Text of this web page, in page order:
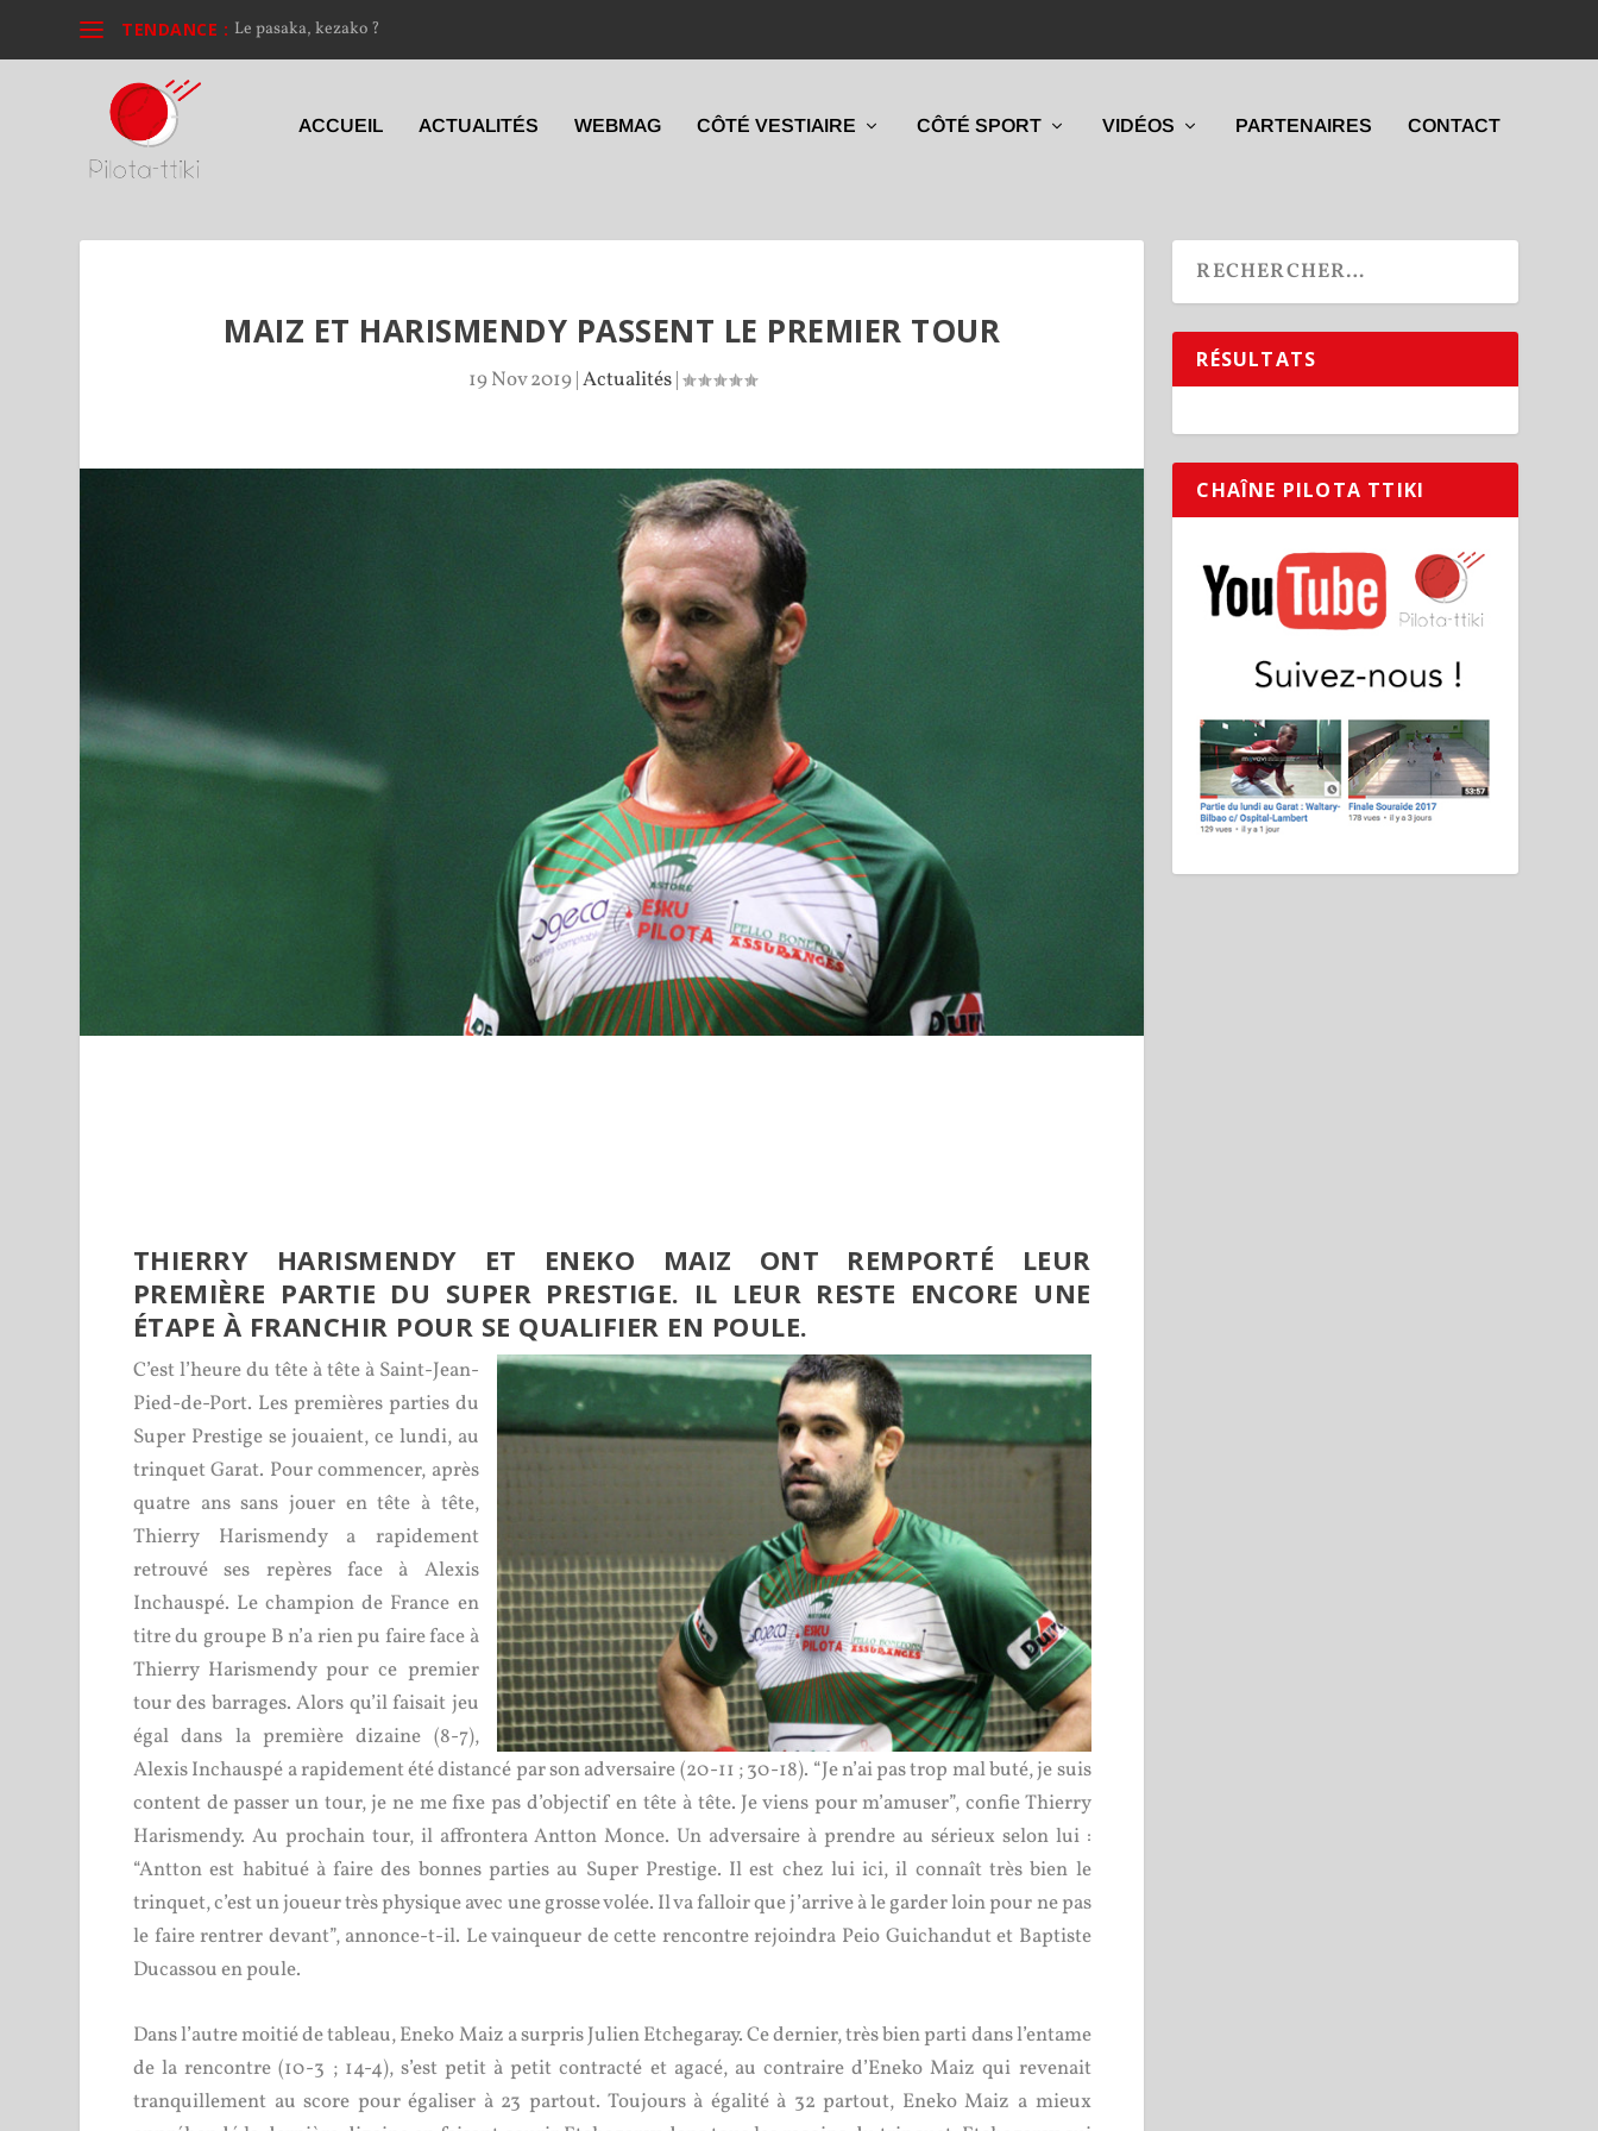
TENDANCE : Le pasaka, kezako ?
ACCUEIL ACTUALITÉS WEBMAG CÔTÉ VESTIAIRE CÔTÉ SPORT VIDÉOS PARTENAIRES CONTACT
MAIZ ET HARISMENDY PASSENT LE PREMIER TOUR
19 Nov 2019|Actualités|
THIERRY HARISMENDY ET ENEKO MAIZ ONT REMPORTÉ LEUR
PREMIÈRE PARTIE DU SUPER PRESTIGE. IL LEUR RESTE ENCORE UNE
ÉTAPE À FRANCHIR POUR SE QUALIFIER EN POULE.
C’est l’heure du tête à tête à Saint-Jean-
Pied-de-Port. Les premières parties du
Super Prestige se jouaient, ce lundi, au
trinquet Garat. Pour commencer, après
quatre ans sans jouer en tête à tête,
Thierry Harismendy a rapidement
retrouvé ses repères face à Alexis
Inchauspé. Le champion de France en
titre du groupe B n’a rien pu faire face à
Thierry Harismendy pour ce premier
tour des barrages. Alors qu’il faisait jeu
égal dans la première dizaine (8-7),
Alexis Inchauspé a rapidement été distancé par son adversaire (20-11 ; 30-18). “Je n’ai pas trop mal buté, je suis
content de passer un tour, je ne me fixe pas d’objectif en tête à tête. Je viens pour m’amuser”, confie Thierry
Harismendy. Au prochain tour, il affrontera Antton Monce. Un adversaire à prendre au sérieux selon lui :
“Antton est habitué à faire des bonnes parties au Super Prestige. Il est chez lui ici, il connaît très bien le
trinquet, c’est un joueur très physique avec une grosse volée. Il va falloir que j’arrive à le garder loin pour ne pas
le faire rentrer devant”, annonce-t-il. Le vainqueur de cette rencontre rejoindra Peio Guichandut et Baptiste
Ducassou en poule.
Dans l’autre moitié de tableau, Eneko Maiz a surpris Julien Etchegaray. Ce dernier, très bien parti dans l’entame
de la rencontre (10-3 ; 14-4), s’est petit à petit contracté et agacé, au contraire d’Eneko Maiz qui revenait
tranquillement au score pour égaliser à 23 partout. Toujours à égalité à 32 partout, Eneko Maiz a mieux
RÉSULTATS
CHAÎNE PILOTA TTIKI